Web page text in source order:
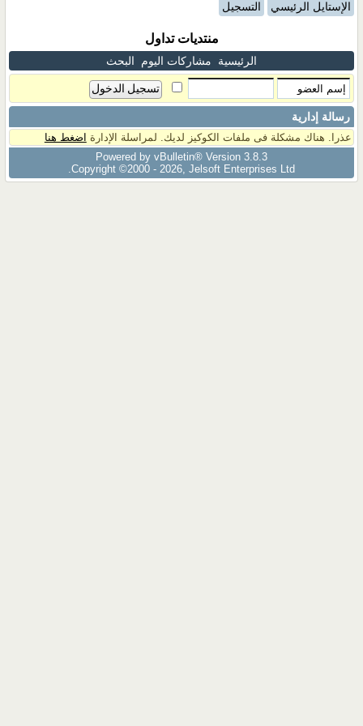
الإستايل الرئيسي التسجيل
منتديات تداول
الرئيسية مشاركات اليوم البحث
رسالة إدارية
عذرا. هناك مشكلة فى ملفات الكوكيز لديك. لمراسلة الإدارة اضغط هنا
Powered by vBulletin® Version 3.8.3
Copyright ©2000 - 2026, Jelsoft Enterprises Ltd.